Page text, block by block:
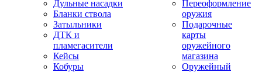
Дульные насадки
Бланки ствола
Затыльники
ДТК и
пламегасители
Кейсы
Кобуры
Переоформление
оружия
Подарочные
карты
оружейного
магазина
Оружейный